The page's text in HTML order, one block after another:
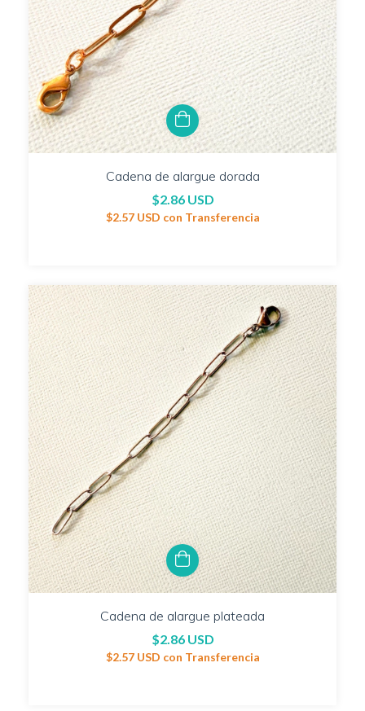
Cadena de alargue dorada
$2.86 USD
$2.57 USD con Transferencia
Cadena de alargue plateada
$2.86 USD
$2.57 USD con Transferencia